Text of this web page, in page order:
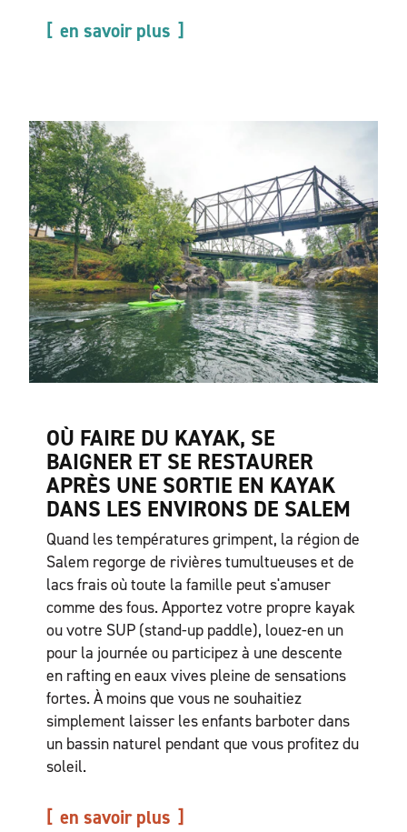
en savoir plus
OÙ FAIRE DU KAYAK, SE
BAIGNER ET SE RESTAURER
APRÈS UNE SORTIE EN KAYAK
DANS LES ENVIRONS DE SALEM
Quand les températures grimpent, la région de
Salem regorge de rivières tumultueuses et de
lacs frais où toute la famille peut s'amuser
comme des fous. Apportez votre propre kayak
ou votre SUP (stand-up paddle), louez-en un
pour la journée ou participez à une descente
en rafting en eaux vives pleine de sensations
fortes. À moins que vous ne souhaitiez
simplement laisser les enfants barboter dans
un bassin naturel pendant que vous profitez du
soleil.
en savoir plus